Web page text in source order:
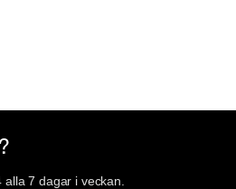
7 dagar i veckan.